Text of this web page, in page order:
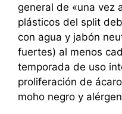
general de «una vez
plásticos del split
con agua y jabón
fuertes) al menos
temporada de uso
proliferación de
moho negro y